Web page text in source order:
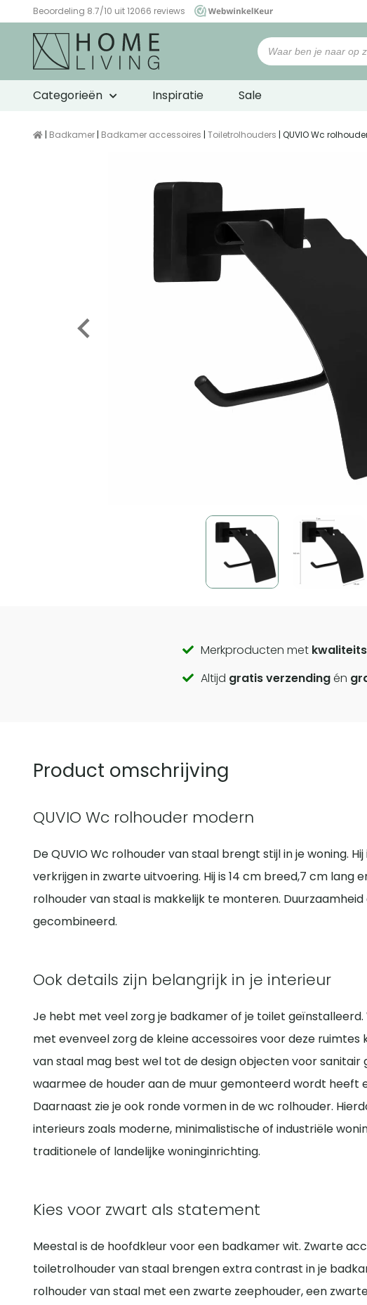
Beoordeling 8.7/10 uit 12066 reviews
WebwinkelKeur
Categorieën Inspiratie Sale
| Badkamer | Badkamer accessoires | Toiletrolhouders | QUVIO Wc
Call
to
Merkproducten met
Altijd gratis verzendingén
Product omschrijving
QUVIO Wc rolhouder modern
De QUVIO Wc rolhouder van staal brengt stijl in je woning.
verkrijgen in zwarte uitvoering. Hij is 14 cm breed,7 cm lang
rolhouder van staal is makkelijk te monteren. Duurzaamheid
gecombineerd.
Ook details zijn belangrijk in je interieur
Je hebt met veel zorg je badkamer of je toilet geïnstalleerd.
met evenveel zorg de kleine accessoires voor deze ruimtes
van staal mag best wel tot de design objecten voor sanitair
waarmee de houder aan de muur gemonteerd wordt heeft
Daarnaast zie je ook ronde vormen in de wc rolhouder.
interieurs zoals moderne, minimalistische of industriële
traditionele of landelijke woninginrichting.
Kies voor zwart als statement
Meestal is de hoofdkleur voor een badkamer wit. Zwarte
toiletrolhouder van staal brengen extra contrast in je
rolhouder van staal met een zwarte zeephouder, een